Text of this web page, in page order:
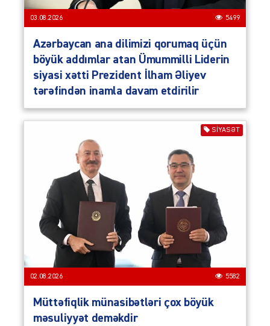
03.08.2026 5499
Azərbaycan ana dilimizi qorumaq üçün
böyük addımlar atan Ümummilli Liderin
siyasi xətti Prezident İlham Əliyev
tərəfindən inamla davam etdirilir
SIYASƏT
02.08.2026 5582
Müttəfiqlik münasibətləri çox böyük
məsuliyyət deməkdir